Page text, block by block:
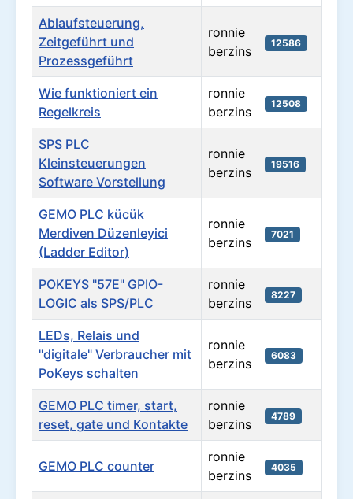
Ablaufsteuerung,
Zeitgeführt und
Prozessgeführt
ronnie
berzins
12586
Wie funktioniert ein
Regelkreis
ronnie
berzins
12508
SPS PLC
Kleinsteuerungen
Software Vorstellung
ronnie
berzins
19516
GEMO PLC kücük
Merdiven Düzenleyici
(Ladder Editor)
ronnie
berzins
7021
POKEYS "57E" GPIO-
LOGIC als SPS/PLC
ronnie
berzins
8227
LEDs, Relais und
"digitale" Verbraucher mit
PoKeys schalten
ronnie
berzins
6083
GEMO PLC timer, start,
reset, gate und Kontakte
ronnie
berzins
4789
GEMO PLC counter
ronnie
berzins
4035